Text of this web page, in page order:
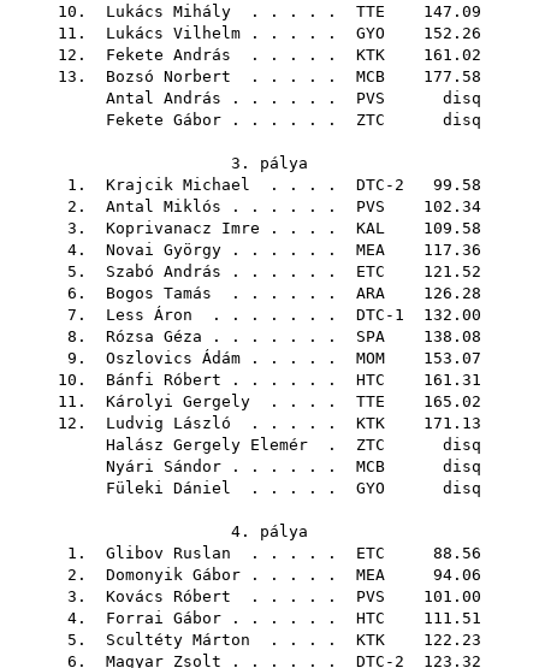
10. Lukács Mihály . . . . . TTE 147.09
11. Lukács Vilhelm . . . . . GYO 152.26
12. Fekete András . . . . . KTK 161.02
13. Bozsó Norbert . . . . . MCB 177.58
Antal András . . . . . . PVS disq
Fekete Gábor . . . . . . ZTC disq
3. pálya
1. Krajcik Michael . . . . DTC-2 99.58
2. Antal Miklós . . . . . . PVS 102.34
3. Koprivanacz Imre . . . . KAL 109.58
4. Novai György . . . . . . MEA 117.36
5. Szabó András . . . . . . ETC 121.52
6. Bogos Tamás . . . . . . ARA 126.28
7. Less Áron . . . . . . . DTC-1 132.00
8. Rózsa Géza . . . . . . . SPA 138.08
9. Oszlovics Ádám . . . . . MOM 153.07
10. Bánfi Róbert . . . . . . HTC 161.31
11. Károlyi Gergely . . . . TTE 165.02
12. Ludvig László . . . . . KTK 171.13
Halász Gergely Elemér . ZTC disq
Nyári Sándor . . . . . . MCB disq
Füleki Dániel . . . . . GYO disq
4. pálya
1. Glibov Ruslan . . . . . ETC 88.56
2. Domonyik Gábor . . . . . MEA 94.06
3. Kovács Róbert . . . . . PVS 101.00
4. Forrai Gábor . . . . . . HTC 111.51
5. Scultéty Márton . . . . KTK 122.23
6. Magyar Zsolt . . . . . . DTC-2 123.32